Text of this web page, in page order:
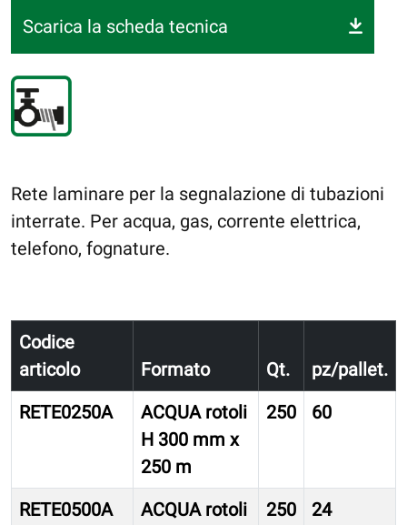
Scarica la scheda tecnica
Rete laminare per la segnalazione di tubazioni
interrate. Per acqua, gas, corrente elettrica,
telefono, fognature.
Codice
articolo
Formato Qt.
pz/pallet.
RETE0250A
ACQUA rotoli
H 300 mm x
250 m
250 60
RETE0500A
ACQUA rotoli
250 24